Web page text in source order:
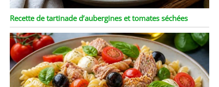
Recette de tartinade d’aubergines et tomates séchées